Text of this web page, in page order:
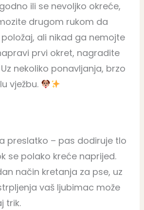
ili se nevoljko okreće,
drugom rukom da
ali nikad ga nemojte
prvi okret, nagradite
nekoliko ponavljanja, brzo
vježbu.
preslatko – pas dodiruje tlo
se polako kreće naprijed.
način kretanja za pse, uz
vaš ljubimac može
trik.